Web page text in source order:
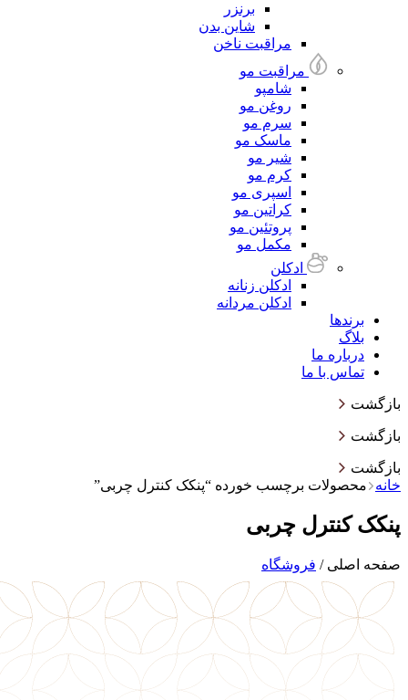
برنزر
شاین بدن
مراقبت ناخن
مراقبت مو
شامپو
روغن مو
سرم مو
ماسک مو
شیر مو
کرم مو
اسپری مو
کراتین مو
پروتئین مو
مکمل مو
ادکلن
ادکلن زنانه
ادکلن مردانه
برندها
بلاگ
درباره ما
تماس با ما
بازگشت
بازگشت
بازگشت
خانه
محصولات برچسب خورده “پنکک کنترل چربی”
پنکک کنترل چربی
صفحه اصلی / فروشگاه